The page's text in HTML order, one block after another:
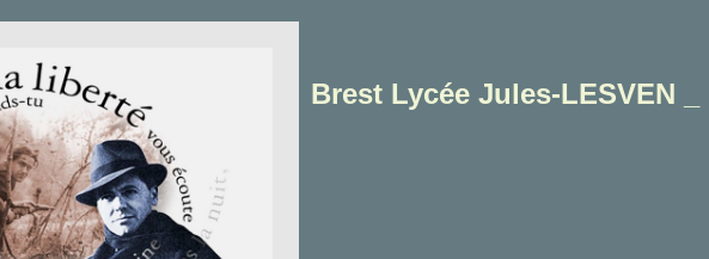
Brest Lycée Jules-LESVEN _